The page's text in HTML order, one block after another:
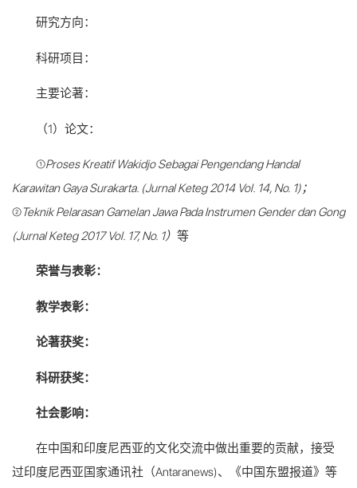
研究方向：
科研项目：
主要论著：
（1）论文：
①Proses Kreatif Wakidjo Sebagai Pengendang Handal
Karawitan Gaya Surakarta. (Jurnal Keteg 2014 Vol. 14, No. 1)；
②Teknik Pelarasan Gamelan Jawa Pada Instrumen Gender dan Gong
(Jurnal Keteg 2017 Vol. 17, No. 1） 等
荣誉与表彰：
教学表彰：
论著获奖：
科研获奖：
社会影响：
在中国和印度尼西亚的文化交流中做出重要的贡献，接受
过印度尼西亚国家通讯社（Antaranews)、《中国东盟报道》等